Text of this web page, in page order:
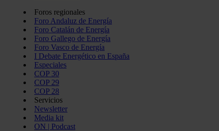
Foros regionales
Foro Andaluz de Energía
Foro Catalán de Energía
Foro Gallego de Energía
Foro Vasco de Energía
I Debate Energético en España
Especiales
COP 30
COP 29
COP 28
Servicios
Newsletter
Media kit
ON | Podcast